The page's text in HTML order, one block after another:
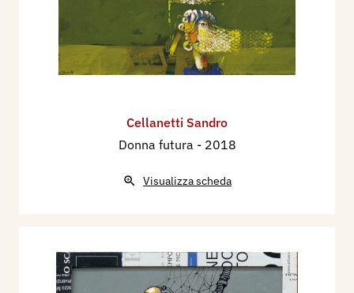
Cellanetti Sandro
Donna futura - 2018
Visualizza scheda